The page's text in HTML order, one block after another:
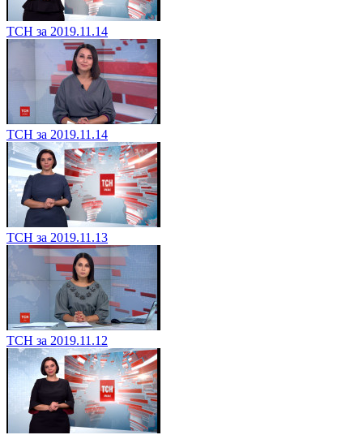
ТСН за 2019.11.14
ТСН за 2019.11.14
ТСН за 2019.11.13
ТСН за 2019.11.12